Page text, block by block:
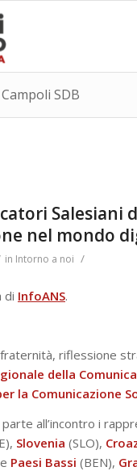
SDB
Salesiani
nel mondo
in Intorno a noi /
di InfoANS.
fraternità, riflessione
della
la Comunicazione
all’incontro i
Slovenia (SLO),
e Paesi Bassi (BEN),